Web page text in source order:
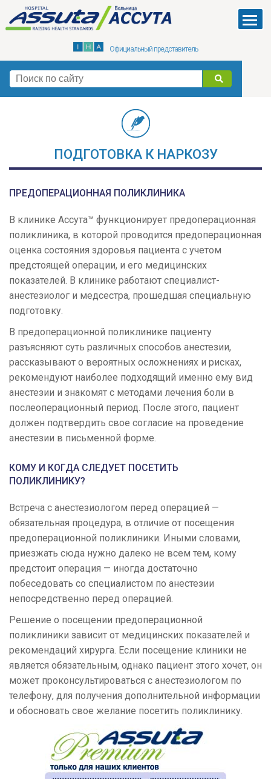
Официальный представитель
поиск
ПОДГОТОВКА К НАРКОЗУ
ПРЕДОПЕРАЦИОННАЯ ПОЛИКЛИНИКА
В клинике Ассута™ функционирует предоперационная
поликлиника, в которой проводится предоперационная
оценка состояния здоровья пациента с учетом
предстоящей операции, и его медицинских
показателей. В клинике работают специалист-
анестезиолог и медсестра, прошедшая специальную
подготовку.
В предоперационной поликлинике пациенту
разъясняют суть различных способов анестезии,
рассказывают о вероятных осложнениях и рисках,
рекомендуют наиболее подходящий именно ему вид
анестезии и знакомят с методами лечения боли в
послеоперационный период. После этого, пациент
должен подтвердить свое согласие на проведение
анестезии в письменной форме.
КОМУ И КОГДА СЛЕДУЕТ ПОСЕТИТЬ
ПОЛИКЛИНИКУ?
Встреча с анестезиологом перед операцией —
обязательная процедура, в отличие от посещения
предоперационной поликлиники. Иными словами,
приезжать сюда нужно далеко не всем тем, кому
предстоит операция — иногда достаточно
побеседовать со специалистом по анестезии
непосредственно перед операцией.
Решение о посещении предоперационной
поликлиники зависит от медицинских показателей и
рекомендаций хирурга. Если посещение клиники не
является обязательным, однако пациент этого хочет, он
может проконсультироваться с анестезиологом по
телефону, для получения дополнительной информации
и обосновать свое желание посетить поликлинику.